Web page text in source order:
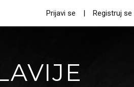
Prijavi se Registruj se